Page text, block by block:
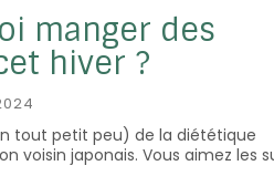
manger des
hiver ?
tout petit peu) de la diététique
voisin japonais. Vous aimez les